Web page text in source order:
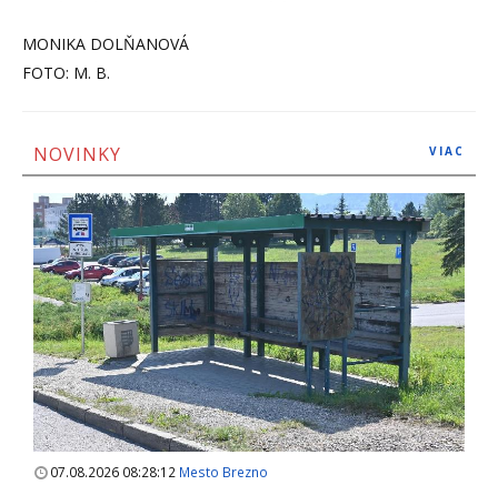
MONIKA DOLŇANOVÁ
FOTO: M. B.
NOVINKY VIAC
07.08.2026 08:28:12 Mesto Brezno